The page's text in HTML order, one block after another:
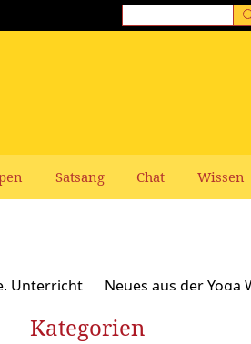
Satsang Chat Wissen
Unterricht
Neues aus der Yoga
Frauen-Themen
Kategorien